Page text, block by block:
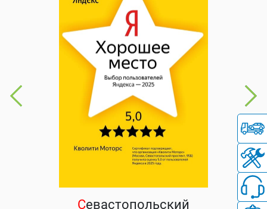
Севастопольский